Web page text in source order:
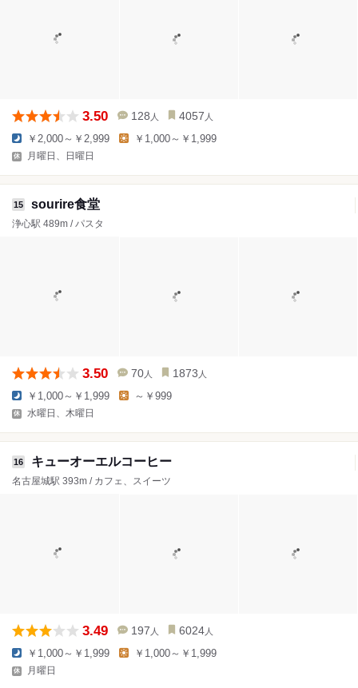
3.50 128 人 4057 人
￥2,000～￥2,999 ￥1,000～￥1,999
月曜日、日曜日
15 sourire食堂
浄心駅 489m / パスタ
3.50 70 人 1873 人
￥1,000～￥1,999 ～￥999
水曜日、木曜日
16 キューオーエルコーヒー
名古屋城駅 393m / カフェ、スイーツ
3.49 197 人 6024 人
￥1,000～￥1,999 ￥1,000～￥1,999
月曜日